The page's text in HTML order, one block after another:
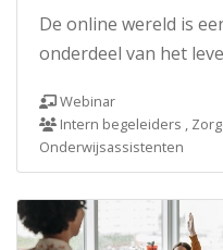
De online wereld is
onderdeel van het
Webinar
Intern begeleiders ,
Onderwijsassistenten